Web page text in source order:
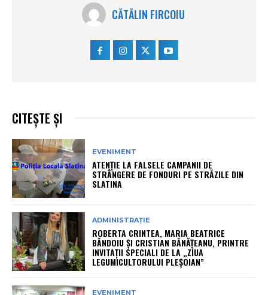
CĂTĂLIN FIRCOIU
CITEȘTE ȘI
EVENIMENT
ATENȚIE LA FALSELE CAMPANII DE
STRÂNGERE DE FONDURI PE STRĂZILE DIN
SLATINA
ADMINISTRAȚIE
ROBERTA CRINTEA, MARIA BEATRICE
BĂNDOIU ȘI CRISTIAN BĂNĂȚEANU, PRINTRE
INVITAȚII SPECIALI DE LA „ZIUA
LEGUMICULTORULUI PLEȘOIAN”
EVENIMENT